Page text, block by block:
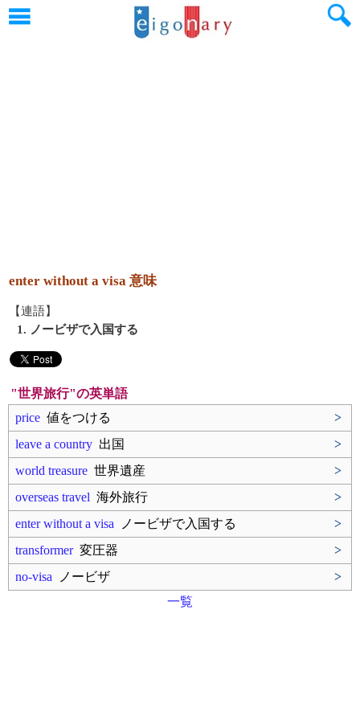
enter without a visa 意味
【連語】
1. ノービザで入国する
"世界旅行"の英単語
price 値をつける
>
leave a country 出国
>
world treasure 世界遺産
>
overseas travel 海外旅行
>
enter without a visa ノービザで入国する
>
transformer変圧器
>
no-visa ノービザ
>
一覧